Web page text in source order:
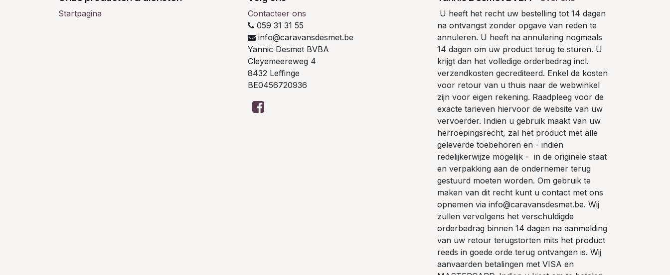
Startpagina
Contacteer ons
059 31 31 55
info@caravansdesmet.be
Yannic Desmet BVBA
Cleyemeereweg 4
8432 Leffinge
BE0456720936
U heeft het recht uw bestelling tot 14 dagen
na ontvangst zonder opgave van reden te
annuleren. U heeft na annulering nogmaals
14 dagen om uw product terug te sturen. U
krijgt dan het volledige orderbedrag incl.
verzendkosten gecrediteerd. Enkel de kosten
voor retour van u thuis naar de webwinkel
zijn voor eigen rekening. Raadpleeg voor de
exacte tarieven hiervoor de website van uw
vervoerder. Indien u gebruik maakt van uw
herroepingsrecht, zal het product met alle
geleverde toebehoren en - indien
redelijkerwijze mogelijk - in de originele staat
en verpakking aan de ondernemer terug
gestuurd moeten worden. Om gebruik te
maken van dit recht kunt u contact met ons
opnemen via info@caravansdesmet.be. Wij
zullen vervolgens het verschuldigde
orderbedrag binnen 14 dagen na aanmelding
van uw retour terugstorten mits het product
reeds in goede orde terug ontvangen is. Wij
aanvaarden betalingen met VISA en